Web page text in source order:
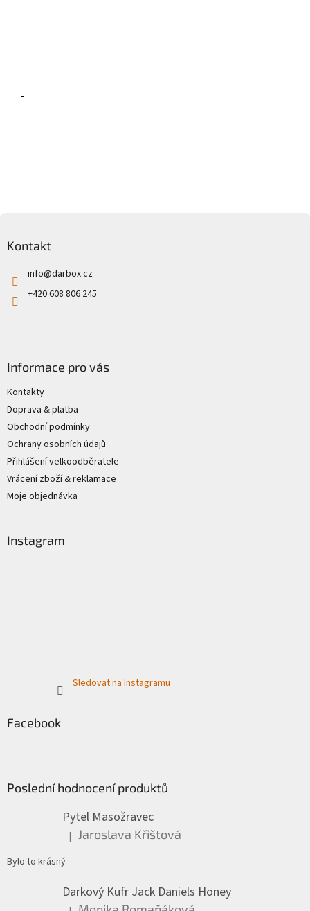
Kontakt
info@darbox.cz
+420 608 806 245
Informace pro vás
Kontakty
Doprava & platba
Obchodní podmínky
Ochrany osobních údajů
Přihlášení velkoodběratele
Vrácení zboží & reklamace
Moje objednávka
Instagram
Sledovat na Instagramu
Facebook
Poslední hodnocení produktů
Pytel Masožravec
Hodnocení produktu je 5 z 5 hvězdiček.
| Jaroslava Křištová
Bylo to krásný
Darkový Kufr Jack Daniels Honey